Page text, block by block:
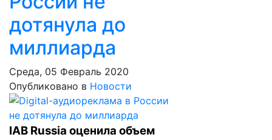
дотянула до
миллиарда
Среда, 05 Февраль 2020
Опубликовано в Новости
IAB Russia оценила объем